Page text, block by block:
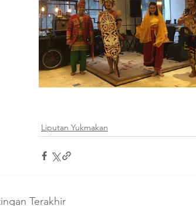
Liputan Yukmakan
Terakhir